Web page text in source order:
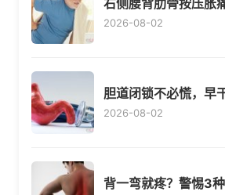
右侧腰背肋骨按压胀
2026-08-02
胆道闭锁不必慌，早
2026-08-02
背一弯就疼？警惕3